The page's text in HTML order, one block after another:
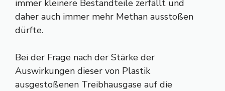
immer kleinere Bestandteile zerfällt und
daher auch immer mehr Methan ausstoßen
dürfte.
Bei der Frage nach der Stärke der
Auswirkungen dieser von Plastik
ausgestoßenen Treibhausgase auf die